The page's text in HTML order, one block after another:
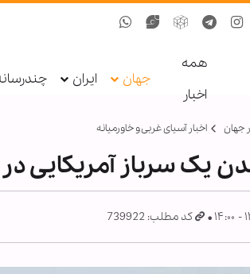
همه
اخبار
جهان ایران
جهان اخبار آسیای غربی و خاورمیانه
یک سرباز آمریکایی
کد مطلب: 739922